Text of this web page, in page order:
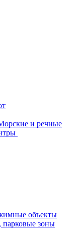
и речные
объекты
зоны